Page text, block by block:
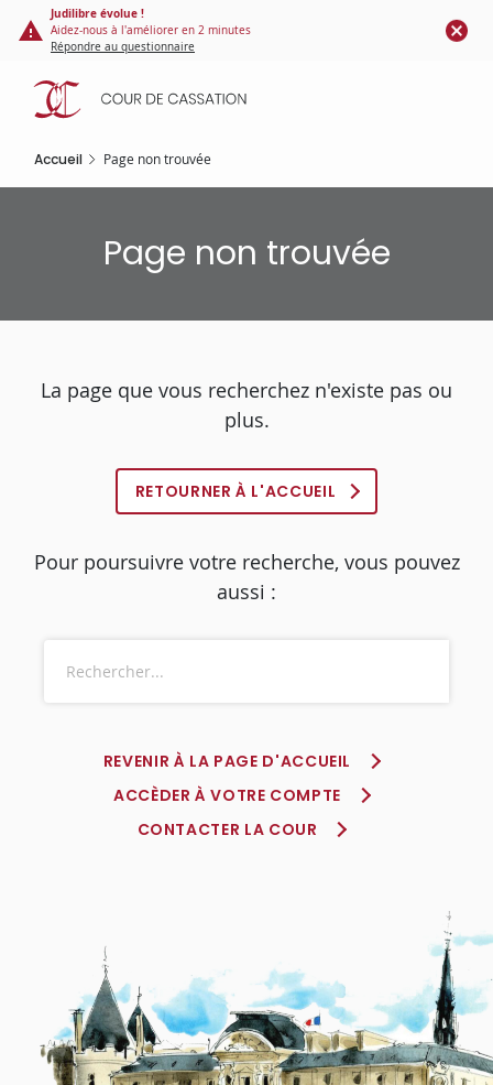
Panneau de gestion des cookies
contenu
principal
Judilibre évolue !
Aidez-nous à l'améliorer en 2 minutes
Répondre au questionnaire
Accueil Page non trouvée
Page non trouvée
La page que vous recherchez n'existe pas ou
plus.
RETOURNER À L'ACCUEIL
Pour poursuivre votre recherche, vous pouvez
aussi :
REVENIR À LA PAGE D'ACCUEIL
ACCÈDER À VOTRE COMPTE
CONTACTER LA COUR